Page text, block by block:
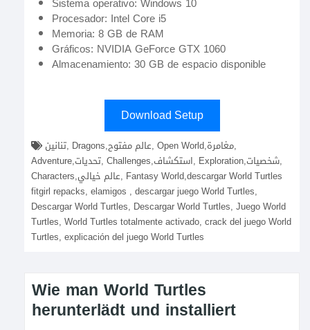
Procesador: Intel Core i5
Memoria: 8 GB de RAM
Gráficos: NVIDIA GeForce GTX 1060
Almacenamiento: 30 GB de espacio disponible
Download Setup
Adventure,تحديات, Challenges,استكشاف, Exploration,شخصيات,
Characters,عالم خيالي, Fantasy World,descargar World Turtles
fitgirl repacks, elamigos , descargar juego World Turtles,
Descargar World Turtles, Descargar World Turtles, Juego World
Turtles, World Turtles totalmente activado, crack del juego World
Turtles, explicación del juego World Turtles
Wie man World Turtles
herunterlädt und installiert